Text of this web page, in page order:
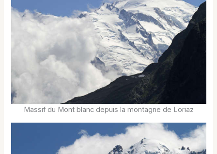
Massif du Mont blanc depuis la montagne de Loriaz